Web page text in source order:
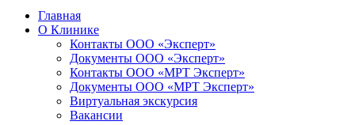
Главная
О Клинике
Контакты ООО «Эксперт»
Документы ООО «Эксперт»
Контакты ООО «МРТ Эксперт»
Документы ООО «МРТ Эксперт»
Виртуальная экскурсия
Вакансии